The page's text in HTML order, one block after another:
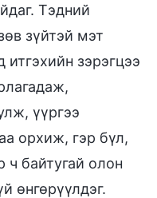
Тэдний
зүйтэй мэт
итгэхийн зэрэгцээ
үүргээ
орхиж, гэр бүл,
байтугай олон
өнгөрүүлдэг.